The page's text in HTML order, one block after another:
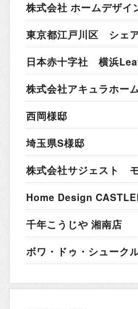
株式会社 ホームデザ
東京都江戸川区 シェ
日本赤十字社 横浜
株式会社アキュラホー
西岡様邸
埼玉県S様邸
株式会社サジェスト
Home Design
千年こうじや 湘南店
ボワ・ドゥ・シューク